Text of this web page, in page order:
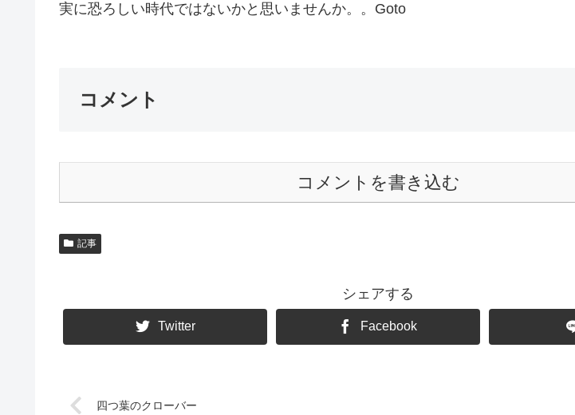
実に恐ろしい時代ではないかと思いませんか。。Goto
コメント
コメントを書き込む
記事
シェアする
Twitter Facebook
四つ葉のクローバー